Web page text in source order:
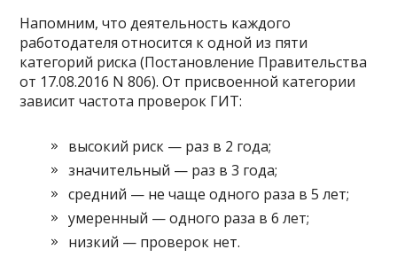
Напомним, что деятельность каждого
работодателя относится к одной из пяти
категорий риска (Постановление Правительства
от 17.08.2016 N 806). От присвоенной категории
зависит частота проверок ГИТ:
высокий риск — раз в 2 года;
значительный — раз в 3 года;
средний — не чаще одного раза в 5 лет;
умеренный — одного раза в 6 лет;
низкий — проверок нет.